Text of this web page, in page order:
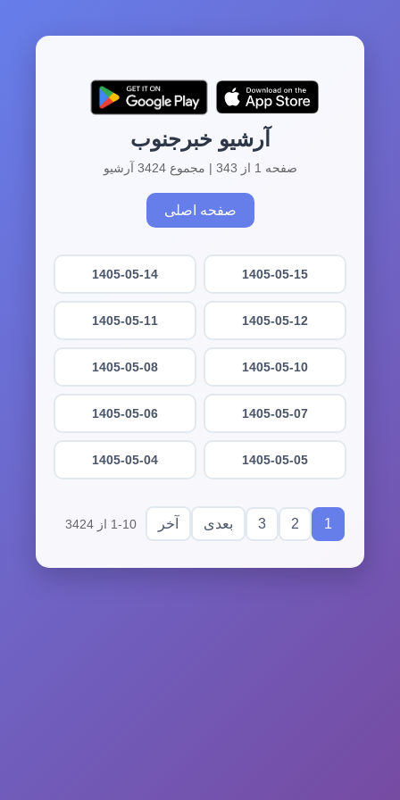
آرشیو خبرجنوب
صفحه 1 از 343 | مجموع 3424 آرشیو
صفحه اصلی
1405-05-15
1405-05-14
1405-05-12
1405-05-11
1405-05-10
1405-05-08
1405-05-07
1405-05-06
1405-05-05
1405-05-04
1
2
3 بعدی آخر 1-10 از 3424